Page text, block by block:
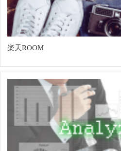
楽天ROOM